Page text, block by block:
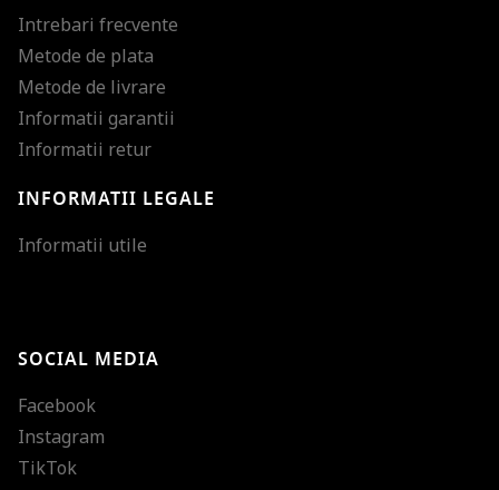
Intrebari frecvente
Metode de plata
Metode de livrare
Informatii garantii
Informatii retur
INFORMATII LEGALE
Informatii utile
SOCIAL MEDIA
Facebook
Instagram
TikTok